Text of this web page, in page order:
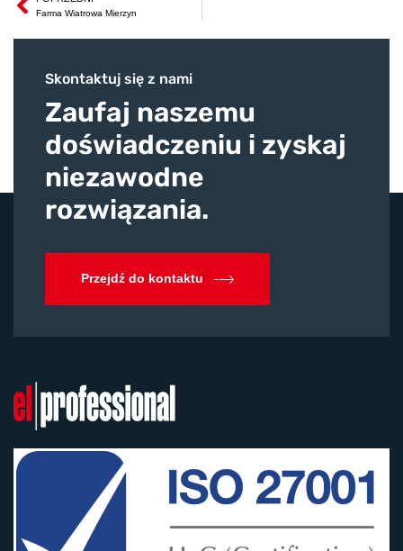
Prev
Farma Wiatrowa Mierzyn
Skontaktuj się z nami
Zaufaj naszemu
doświadczeniu i zyskaj
niezawodne
rozwiązania.
Przejdź do kontaktu